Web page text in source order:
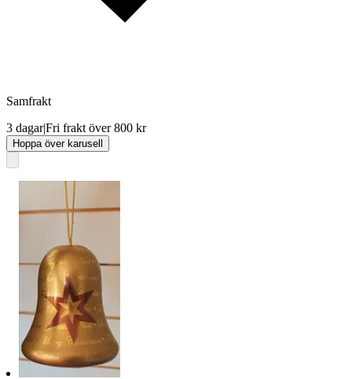
Samfrakt
3 dagar|Fri frakt över 800 kr
Hoppa över karusell